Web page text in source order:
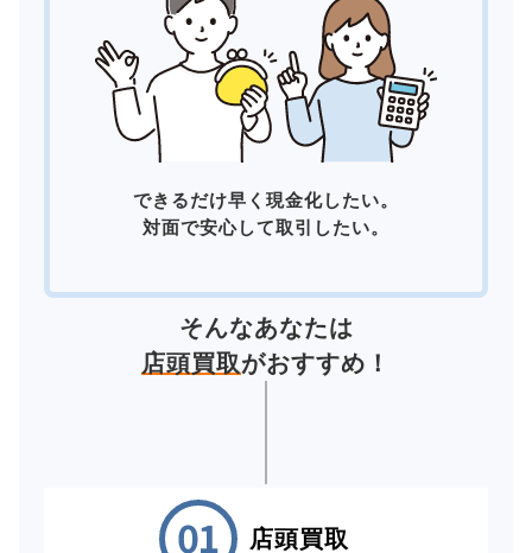
できるだけ早く現金化したい。
対面で安心して取引したい。
そんなあなたは
店頭買取がおすすめ！
店頭買取